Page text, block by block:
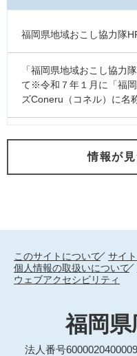
福岡県地域おこし協力隊
「福岡県地域おこし協力
て※令和７年１月に「福
ズConeru（コネル）に名
情報が
このサイトについて
サイ
個人情報の取扱いについて
ウェブアクセシビリティ
福岡
法人番号6000020400009